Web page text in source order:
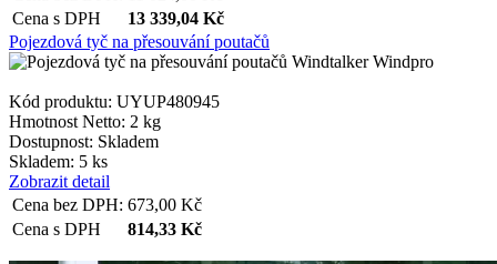
Cena s DPH
13 339,04 Kč
Pojezdová tyč na přesouvání poutačů
Kód produktu: UYUP480945
Hmotnost Netto: 2 kg
Dostupnost: Skladem
Skladem: 5 ks
Zobrazit detail
Cena bez DPH: 673,00 Kč
Cena s DPH
814,33 Kč